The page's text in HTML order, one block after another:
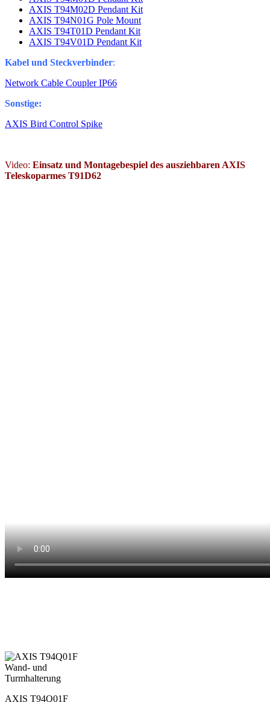
AXIS T94M02D Pendant Kit
AXIS T94N01G Pole Mount
AXIS T94T01D Pendant Kit
AXIS T94V01D Pendant Kit
Kabel und Steckverbinder:
Network Cable Coupler IP66
Sonstige:
AXIS Bird Control Spike
Video: Einsatz und Montagebespiel des ausziehbaren AXIS
Teleskoparmes T91D62
AXIS T94Q01F